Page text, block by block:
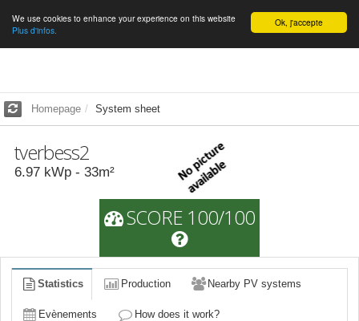
English Ok, j'accepte
We use cookies to enhance your experience on this website
Plus d'infos.
Homepage System sheet
tverbess2
6.97 kWp - 33m²
SCORE 100/100
Statistics Production Nearby PV systems
Evènements How does it work?